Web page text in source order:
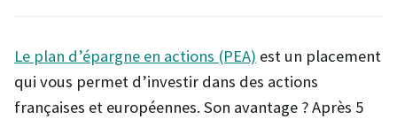
Le plan d’épargne en actions (PEA) est un placement
qui vous permet d’investir dans des actions
françaises et européennes. Son avantage ? Après 5